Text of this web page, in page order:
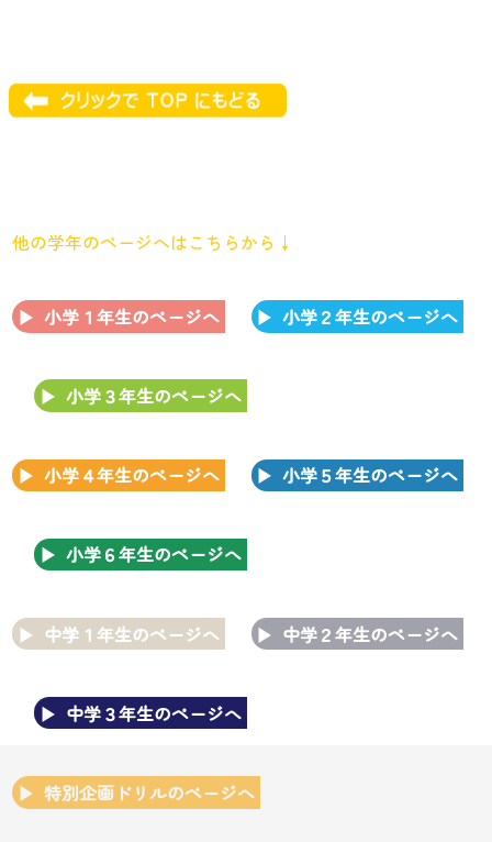
他の学年のページへはこちらから↓
小学１年生のページへ 小学２年生のページへ
小学３年生のページへ
小学４年生のページへ 小学５年生のページへ
小学６年生のページへ
中学１年生のページへ 中学２年生のページへ
中学３年生のページへ
特別企画ドリルのページへ